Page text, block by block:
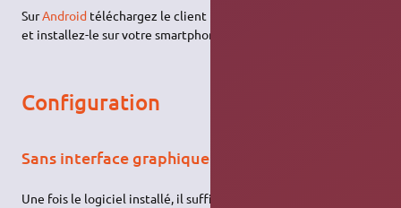
SurAndroid téléchargez le client (paquet
et installez-le sur votre smartphone.
Configuration
Sans interface graphique
Une fois le logiciel installé, il suffit de lancer le serveur avec le